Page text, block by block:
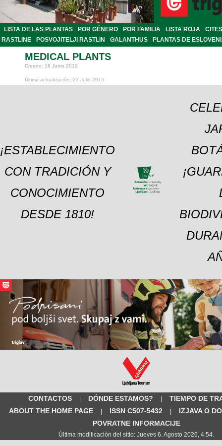
LISTA DE LAS PLANTAS POR GÉNERO POR FAMILIA LISTA ROJA
CITES
RASTLINE
POSVOJITELJI RASTLIN GALANTHUS PLANTAS DE
MEDICAL PLANTS
Creado: 16 Junio 2012
Última actualización: 23 Julio 2015
¡ESTABLECIMIENTO
CON TRADICIÓN Y
CONOCIMIENTO
DESDE 1810!
CONTACTOS | DÓNDE ESTAMOS? |
TIEMPO DE
ABOUT THE HOME PAGE
| ISSN C507-5432 |
IZJAVA O
POVRATNE INFORMACIJE
Última modificación del sitio: Jueves 6. Agosto 2026, 4:54.